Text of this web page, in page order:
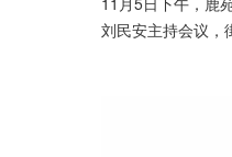
刘民安主持会议，